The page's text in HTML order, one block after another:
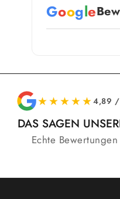
Google
★★★★★4,89 /
DAS SAGEN
Echte